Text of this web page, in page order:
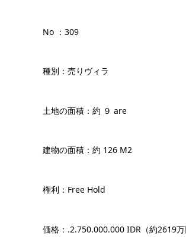
No ：309
種別：売りヴィラ
土地の面積：約 ９ are
建物の面積：約 126 M2
権利：Free Hold
価格：.2.750.000.000 IDR（約2619万